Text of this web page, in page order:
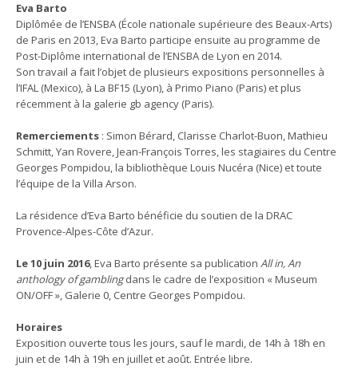
Eva Barto
Diplômée de l’ENSBA (École nationale supérieure des Beaux-Arts)
de Paris en 2013, Eva Barto participe ensuite au programme de
Post-Diplôme international de l’ENSBA de Lyon en 2014.
Son travail a fait l’objet de plusieurs expositions personnelles à
l’IFAL (Mexico), à La BF15 (Lyon), à Primo Piano (Paris) et plus
récemment à la galerie gb agency (Paris).
Remerciements : Simon Bérard, Clarisse Charlot-Buon, Mathieu
Schmitt, Yan Rovere, Jean-François Torres, les stagiaires du Centre
Georges Pompidou, la bibliothèque Louis Nucéra (Nice) et toute
l’équipe de la Villa Arson.
La résidence d’Eva Barto bénéficie du soutien de la DRAC
Provence-Alpes-Côte d’Azur.
Le 10 juin 2016, Eva Barto présente sa publication All in, An
anthology of gamblingdans le cadre de l’exposition « Museum
ON/OFF », Galerie 0, Centre Georges Pompidou.
Horaires
Exposition ouverte tous les jours, sauf le mardi, de 14h à 18h en
juin et de 14h à 19h en juillet et août. Entrée libre.